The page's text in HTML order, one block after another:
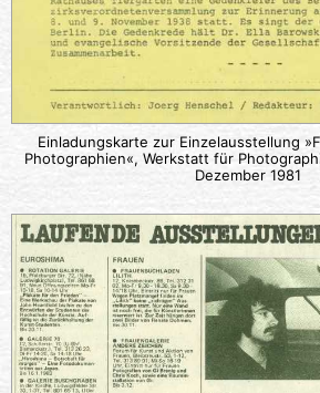
Einladungskarte zur Einzelausstellung
Photographien«, Werkstatt für
Dezember 1981